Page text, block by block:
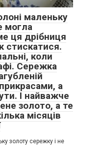
маленьку
могла
ця дрібниця
стискатися.
коли
Сережка
а
І найважче
золото, а те
місяців
золоту сережку і не